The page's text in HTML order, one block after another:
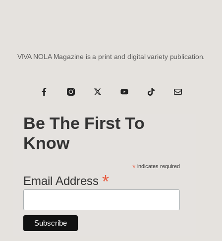
VIVA NOLA Magazine is a print and digital variety publication.
Be The First To
Know
* indicates required
Email Address *